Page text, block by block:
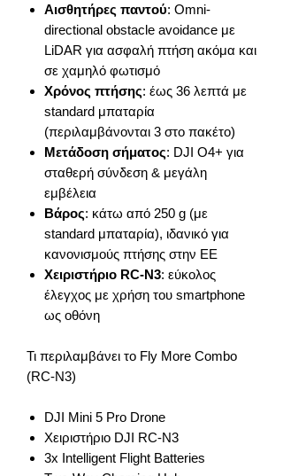
Αισθητήρες παντού: Omni-
directional obstacle avoidance με
LiDAR για ασφαλή πτήση ακόμα και
σε χαμηλό φωτισμό
Χρόνος πτήσης: έως 36 λεπτά με
standard μπαταρία
(περιλαμβάνονται 3 στο πακέτο)
Μετάδοση σήματος: DJI O4+ για
σταθερή σύνδεση & μεγάλη
εμβέλεια
Βάρος: κάτω από 250 g (με
standard μπαταρία), ιδανικό για
κανονισμούς πτήσης στην ΕΕ
Χειριστήριο RC-N3: εύκολος
έλεγχος με χρήση του smartphone
ως οθόνη
Τι περιλαμβάνει το Fly More Combo
(RC-N3)
DJI Mini 5 Pro Drone
Χειριστήριο DJI RC-N3
3x Intelligent Flight Batteries